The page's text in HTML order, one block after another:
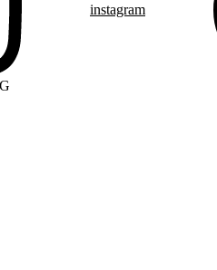
instagram